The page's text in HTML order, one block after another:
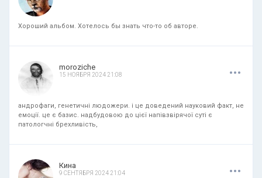
Хороший альбом. Хотелось бы знать что-то об авторе.
moroziche
15 НОЯБРЯ 2024 21:08 ...
андрофаги, генетичні людожери. і це доведений науковий факт, не
емоції. це є базис. надбудовою до цієї напівзвірячої суті є
патологчні брехливість,
Кина
9 СЕНТЯБРЯ 2024 21:04 ...